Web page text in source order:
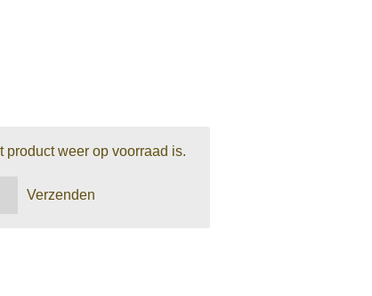
product weer op voorraad is.
Verzenden